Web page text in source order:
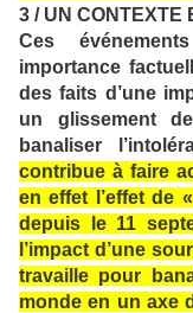
3 / UN CONTEXTE
Ces
importance
des faits d’une
un glissement
banaliser
contribue à faire
en effet l’effet de
depuis le 11
l’impact d’une
travaille pour
monde en un axe